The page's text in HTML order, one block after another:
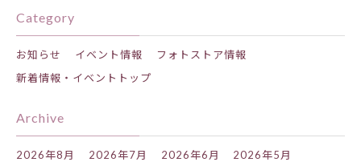
Category
お知らせ イベント情報
フォトストア情報
新着情報・イベントトップ
Archive
2026年8月 2026年7月 2026年6月
2026年5月